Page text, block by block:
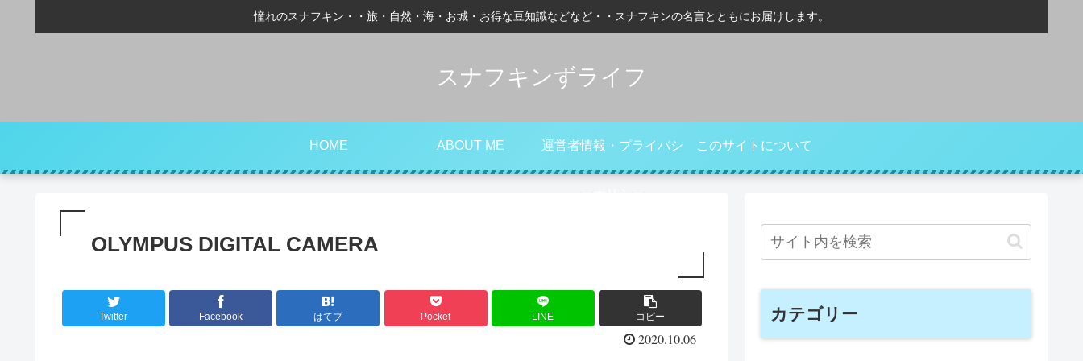
憧れのスナフキン・・旅・自然・海・お城・お得な豆知識などなど・・スナフキンの名言とともにお届けします。
スナフキンずライフ
HOME ABOUT ME 運営者情報・プライバシ このサイトについて
OLYMPUS DIGITAL CAMERA
Twitter Facebook はてブ Pocket LINE コピー
2020.10.06
カテゴリー